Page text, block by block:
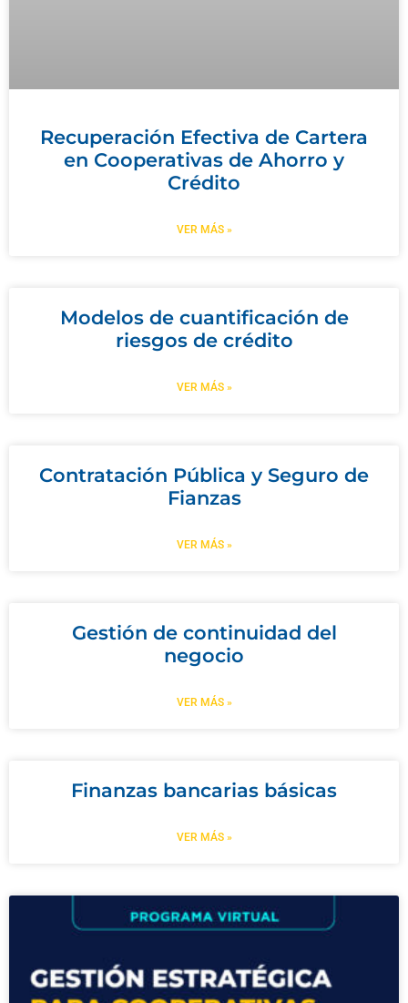
Recuperación Efectiva de Cartera
en Cooperativas de Ahorro y
Crédito
VER MÁS »
Modelos de cuantificación de
riesgos de crédito
VER MÁS »
Contratación Pública y Seguro de
Fianzas
VER MÁS »
Gestión de continuidad del
negocio
VER MÁS »
Finanzas bancarias básicas
VER MÁS »